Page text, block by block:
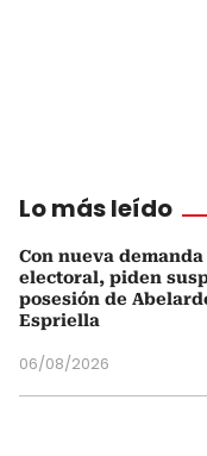
Lo más leído
Con nueva
electoral, piden
posesión de
Espriella
06/08/2026